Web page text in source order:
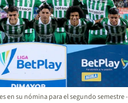
en su nómina para el segundo semestre -